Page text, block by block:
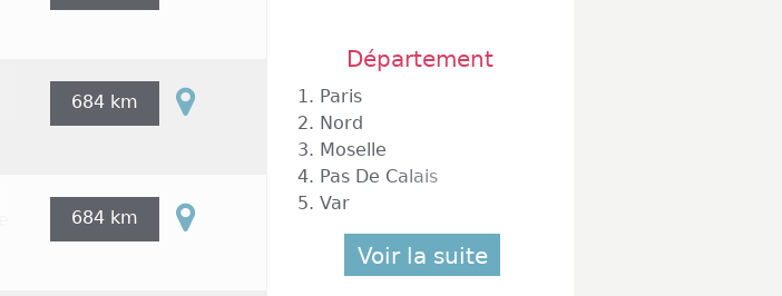
684 km
684 km
Département
1. Paris
2. Nord
3. Moselle
4. Pas De Calais
5. Var
Voir la suite